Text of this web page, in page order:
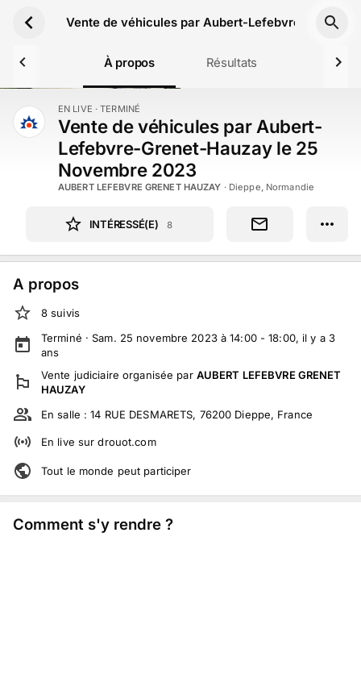
Vente de véhicules par Aubert-Lefebvre-Grenet-
À propos Résultats
TERMINÉ EN LIVE · TERMINÉ
Vente de véhicules par Aubert-
Lefebvre-Grenet-Hauzay le 25
Novembre 2023
AUBERT LEFEBVRE GRENET HAUZAY · Dieppe, Normandie
INTÉRESSÉ(E) 8
A propos
8 suivis
Terminé ·Sam. 25 novembre 2023 à 14:00 - 18:00, il y a 3
ans
Vente judiciaire organisée par AUBERT LEFEBVRE GRENET
HAUZAY
En salle :14 RUE DESMARETS, 76200 Dieppe, France
En live surdrouot.com
Tout le monde peut participer
Comment s'y rendre ?